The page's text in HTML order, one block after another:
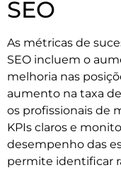
SEO
As métricas de
SEO incluem o
melhoria nas
aumento na taxa
os profissionais de
KPIs claros e
desempenho das
permite identificar